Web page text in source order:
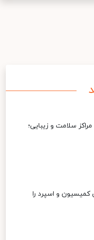
سلامت و زیبایی؛
و اسپرد را